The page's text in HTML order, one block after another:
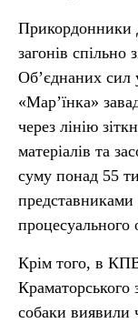
Прикордонники
загонів спільно
Об’єднаних
«Мар’їнка»
через лінію
матеріалів та
суму понад 55
Крім того, в
Краматорського
собаки виявили